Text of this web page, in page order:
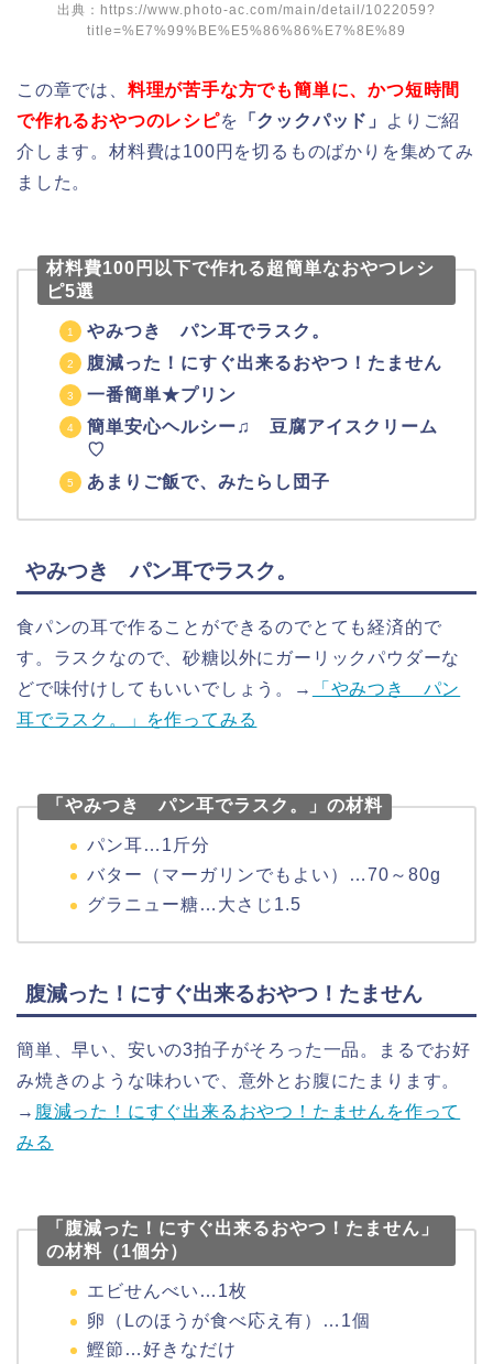
出典： https://www.photo-ac.com/main/detail/1022059?
title=%E7%99%BE%E5%86%86%E7%8E%89
この章では、 料理が苦手な方でも簡単に、かつ短時間
で作れるおやつのレシピを 「クックパッド」
よりご紹
介します。材料費は100円を切るものばかりを集めてみ
ました。
材料費100円以下で作れる超簡単なおやつレシ
ピ5選
やみつき パン耳でラスク。
腹減った！にすぐ出来るおやつ！たません
一番簡単★プリン
簡単安心ヘルシー♫ 豆腐アイスクリーム
♡
あまりご飯で、みたらし団子
やみつき パン耳でラスク。
食パンの耳で作ることができるのでとても経済的で
す。ラスクなので、砂糖以外にガーリックパウダーな
どで味付けしてもいいでしょう。
→
「やみつき パン
耳でラスク。」を作ってみる
「やみつき パン耳でラスク。」の材料
パン耳…1斤分
バター（マーガリンでもよい）…70～80g
グラニュー糖…大さじ1.5
腹減った！にすぐ出来るおやつ！たません
簡単、早い、安いの3拍子がそろった一品。まるでお好
み焼きのような味わいで、意外とお腹にたまります。
→ 腹減った！にすぐ出来るおやつ！たませんを作って
みる
「腹減った！にすぐ出来るおやつ！たません」
の材料（1個分）
エビせんべい…1枚
卵（Lのほうが食べ応え有）…1個
鰹節…好きなだけ